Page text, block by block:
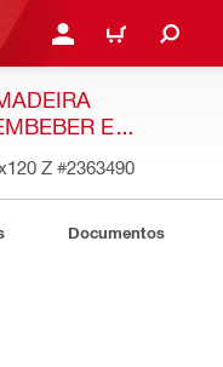
ENTRAR OU REGISTAR
CARRINHO
E
Z #2363490
Documentos